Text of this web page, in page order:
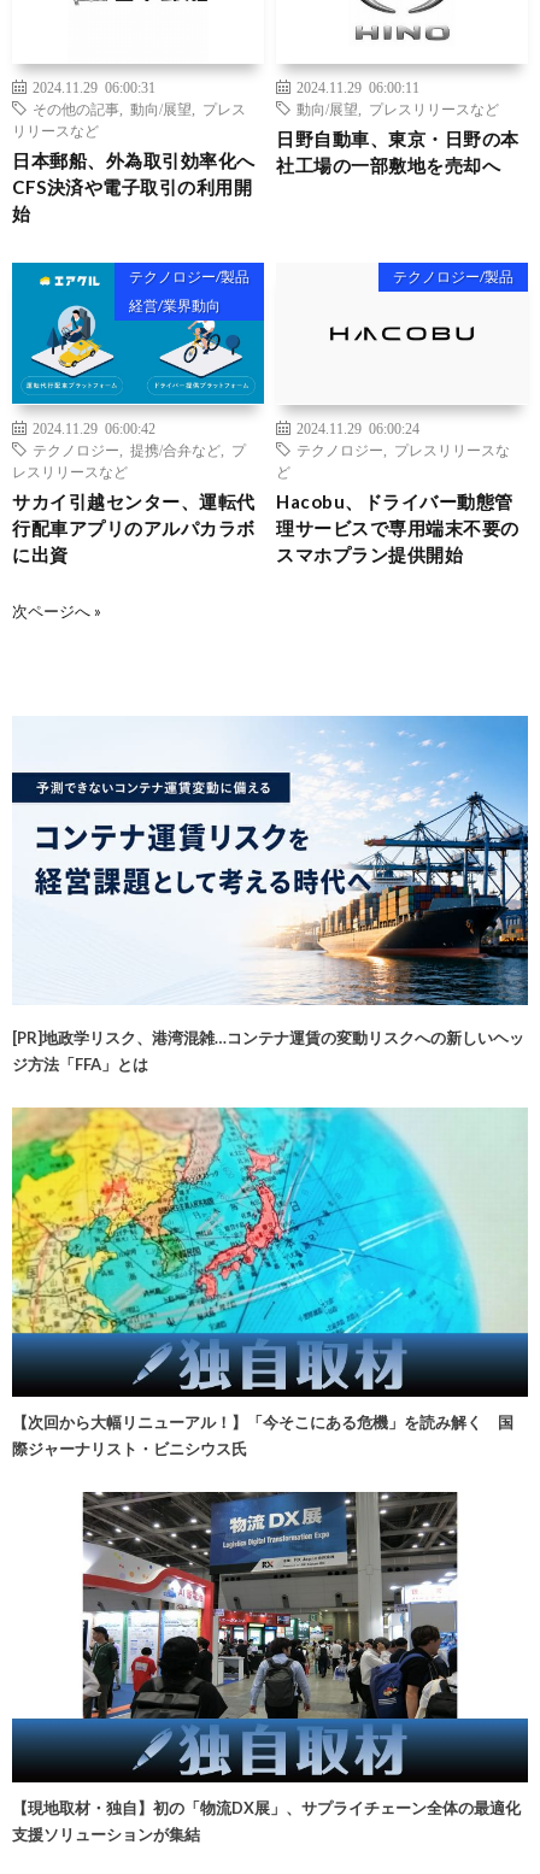
2024.11.29 06:00:31
その他の記事
動向/展望
プレス
リリースなど
日本郵船、外為取引効率化へ
CFS決済や電子取引の利用開
始
2024.11.29 06:00:11
動向/展望
プレスリリースなど
日野自動車、東京・日野の本
社工場の一部敷地を売却へ
テクノロジー/製品
経営/業界動向
2024.11.29 06:00:42
テクノロジー
提携/合弁など
プ
レスリリースなど
サカイ引越センター、運転代
行配車アプリのアルパカラボ
に出資
テクノロジー/製品
2024.11.29 06:00:24
テクノロジー
プレスリリースな
ど
Hacobu、ドライバー動態管
理サービスで専用端末不要の
スマホプラン提供開始
次ページへ »
[PR]地政学リスク、港湾混雑…コンテナ運賃の変動リスクへの新しいヘッ
ジ方法「FFA」とは
【次回から大幅リニューアル！】「今そこにある危機」を読み解く 国
際ジャーナリスト・ビニシウス氏
【現地取材・独自】初の「物流DX展」、サプライチェーン全体の最適化
支援ソリューションが集結